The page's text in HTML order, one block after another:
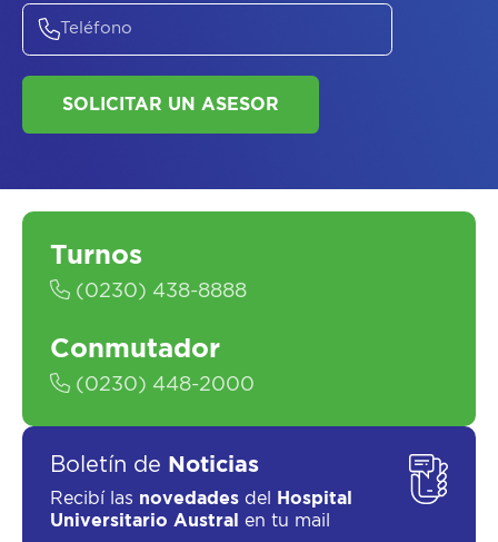
ASESORATE SOBREELPLAN DE
SOLICITAR UN ASESOR
Turnos
(0230) 438-8888
Conmutador
(0230) 448-2000
Boletín de Noticias
Recibí las novedades del
Hospital
Universitario Austral
en tu mail